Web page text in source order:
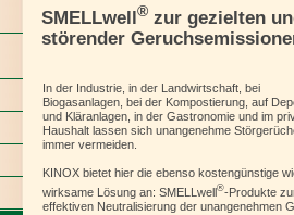
SMELLwell® zur gezielten
störender
In der Industrie, in der Landwirtschaft, bei
Biogasanlagen, bei der Kompostierung, auf
und Kläranlagen, in der Gastronomie und im
Haushalt lassen sich unangenehme
immer vermeiden.
KINOX bietet hier die ebenso kostengünstige
wirksame Lösung an: SMELLwell®-Produkte
effektiven Neutralisierung der unangenehmen